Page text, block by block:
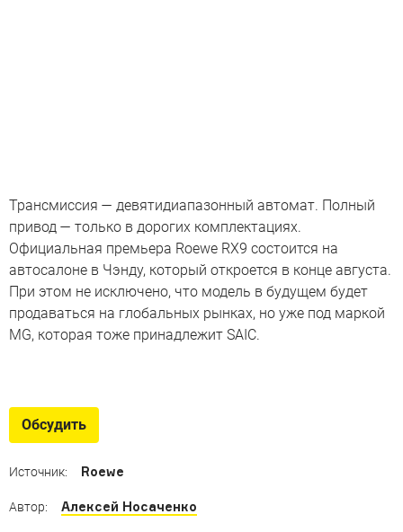
Трансмиссия — девятидиапазонный автомат. Полный
привод — только в дорогих комплектациях.
Официальная премьера Roewe RX9 состоится на
автосалоне в Чэнду, который откроется в конце августа.
При этом не исключено, что модель в будущем будет
продаваться на глобальных рынках, но уже под маркой
MG, которая тоже принадлежит SAIC.
«Зелёные» автомобили из КНР по цене моделей
Обсудить
Источник: Roewe
Автор: Алексей Носаченко